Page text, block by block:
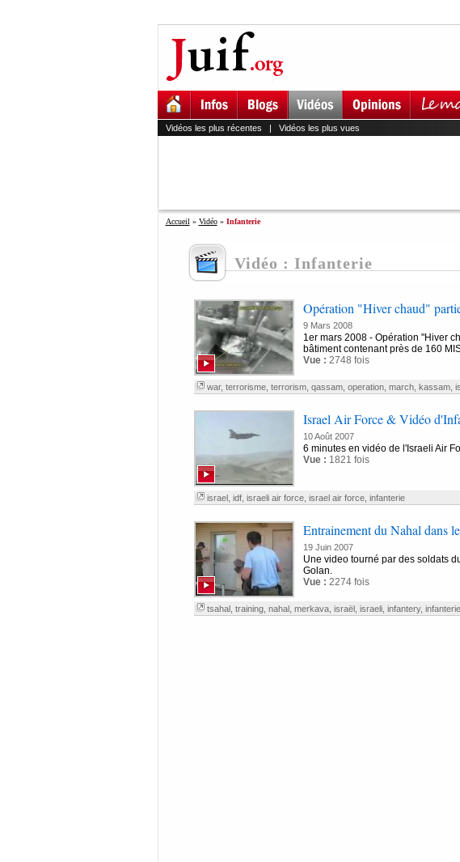
Vidéos les plus récentes | Vidéos les plus vues
Accueil » Vidéo» Infanterie
Vidéo : Infanterie
Opération "Hiver chaud"
9 Mars 2008
1er mars 2008 - Opération "Hiver
bâtiment contenant près de 160
Vue : 2748 fois
war, terrorisme, terrorism, qassam, operation, march, kassam,
Israel Air Force & Vidéo
10 Août 2007
6 minutes en vidéo de l'Israeli Air
Vue : 1821 fois
israel, idf, israeli air force, israel air force, infanterie
Entrainement du Nahal dans
19 Juin 2007
Une video tourné par des soldats
Golan.
Vue : 2274 fois
tsahal, training, nahal, merkava, israël, israeli, infantery, infanterie